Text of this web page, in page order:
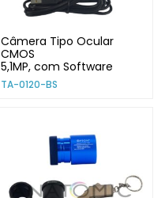
Câmera Tipo Ocular
CMOS
5,1MP, com Software
TA-0120-BS